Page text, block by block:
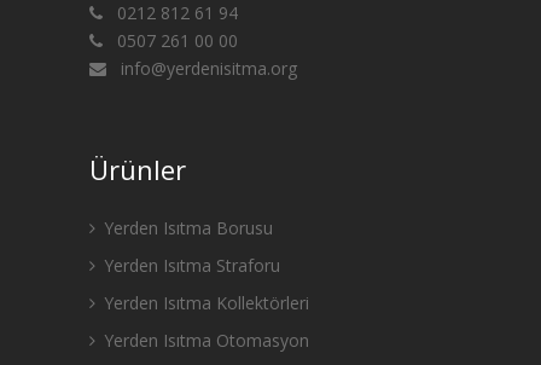
0212 812 61 94
0507 261 00 00
info@yerdenisitma.org
Ürünler
Yerden Isıtma Borusu
Yerden Isıtma Straforu
Yerden Isıtma Kollektörleri
Yerden Isıtma Otomasyon